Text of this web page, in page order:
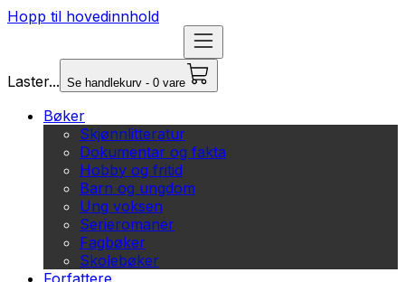
Hopp til hovedinnhold
Laster... Se handlekurv - 0 vare
Bøker
Skjønnlitteratur
Dokumentar og fakta
Hobby og fritid
Barn og ungdom
Ung voksen
Serieromaner
Fagbøker
Skolebøker
Forfattere